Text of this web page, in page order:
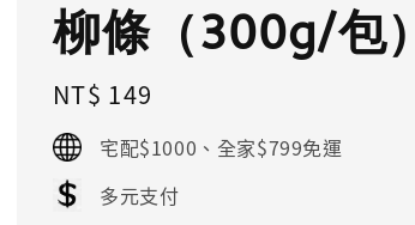
柳條（300g/包）
Regular
price
NT$ 149
宅配$1000、全家$799免運
多元支付